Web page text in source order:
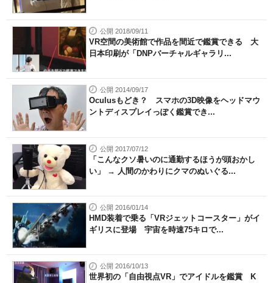
公開 2018/09/11
VR空間の美術館で作品を間近で鑑賞できる 大
日本印刷が「DNPバーチャルギャラリ...
公開 2014/09/17
Oculusもどき？ スマホの3D映像をヘッドマウ
ントディスプレイっぽく鑑賞でき...
公開 2017/07/12
「こんなクソ暑いのに通勤するほうが頭おかし
い」 → 人間のかわりにクマのぬいぐる...
公開 2016/01/14
HMD装着で乗る「VRジェットコースター」がイ
ギリスに登場 宇宙を時速75キロで...
公開 2016/10/13
世界初の「自由視点VR」でアイドルを鑑賞 K